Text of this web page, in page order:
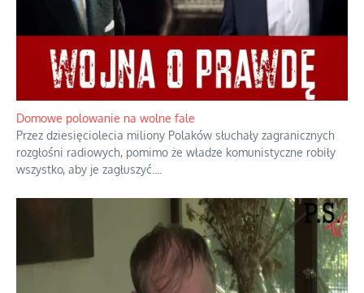
Rozważania o rodzinie przy zielonej herbacie
Rodzina to zbiór jednostek połączonych trwałymi, naturalnymi,
realnymi relacjami....